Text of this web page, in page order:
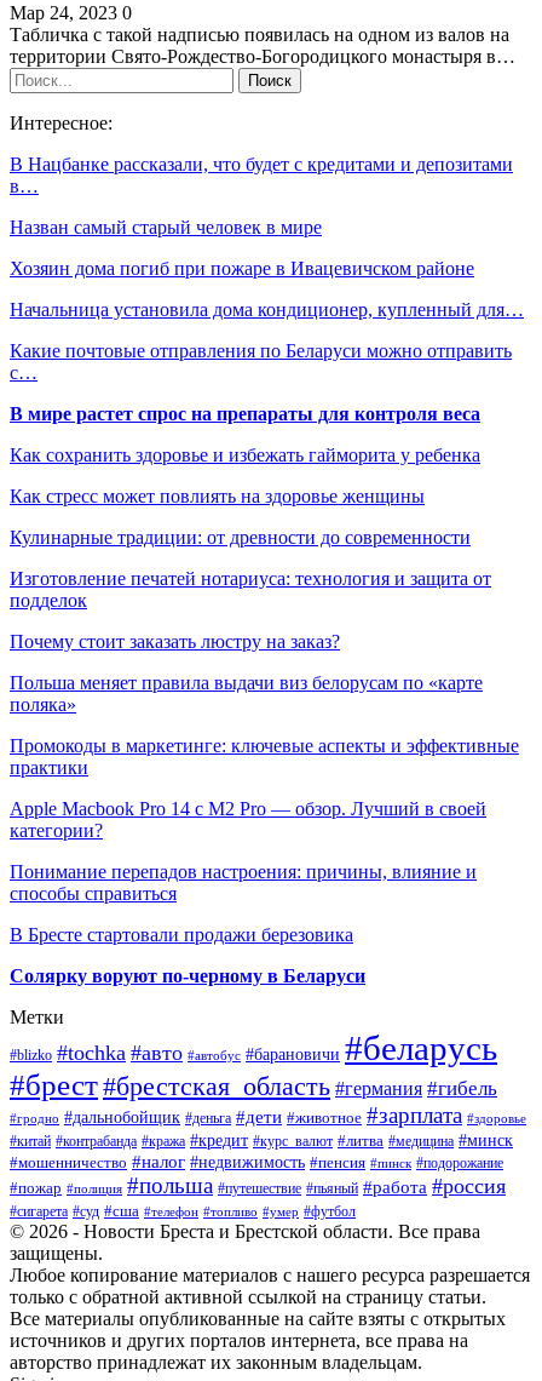
Мар 24, 2023 0
Табличка с такой надписью появилась на одном из валов на
территории Свято-Рождество-Богородицкого монастыря в…
Интересное:
В Нацбанке рассказали, что будет с кредитами и депозитами
в…
Назван самый старый человек в мире
Хозяин дома погиб при пожаре в Ивацевичском районе
Начальница установила дома кондиционер, купленный для…
Какие почтовые отправления по Беларуси можно отправить
с…
В мире растет спрос на препараты для контроля веса
Как сохранить здоровье и избежать гайморита у ребенка
Как стресс может повлиять на здоровье женщины
Кулинарные традиции: от древности до современности
Изготовление печатей нотариуса: технология и защита от
подделок
Почему стоит заказать люстру на заказ?
Польша меняет правила выдачи виз белорусам по «карте
поляка»
Промокоды в маркетинге: ключевые аспекты и эффективные
практики
Apple Macbook Pro 14 с M2 Pro — обзор. Лучший в своей
категории?
Понимание перепадов настроения: причины, влияние и
способы справиться
В Бресте стартовали продажи березовика
Солярку воруют по-черному в Беларуси
Метки
#blizko #tochka #авто #автобус #барановичи #беларусь
#брест#брестская_область #германия #гибель
#гродно #дальнобойщик #деньга #дети #животное #зарплата #здоровье
#китай #контрабанда #кража #кредит #курс_валют #литва #медицина #минск
#мошенничество #налог #недвижимость #пенсия #пинск #подорожание
#пожар #полиция #польша #путешествие #пьяный #работа #россия
#сигарета #суд #сша #телефон #топливо #умер #футбол
© 2026 - Новости Бреста и Брестской области. Все права
защищены.
Любое копирование материалов с нашего ресурса разрешается
только с обратной активной ссылкой на страницу статьи.
Все материалы опубликованные на сайте взяты с открытых
источников и других порталов интернета, все права на
авторство принадлежат их законным владельцам.